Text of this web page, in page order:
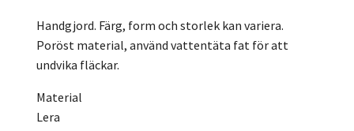
Handgjord. Färg, form och storlek kan variera.
Poröst material, använd vattentäta fat för att
undvika fläckar.
Material
Lera